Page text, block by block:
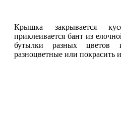
Крышка закрывается
приклеивается бант из
бутылки разных цветов
разноцветные или покрасить